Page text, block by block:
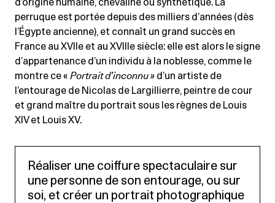
d’origine humaine, chevaline ou synthétique. La
perruque est portée depuis des milliers d’années (dès
l’Égypte ancienne), et connaît un grand succès en
France au XVIIe et au XVIIIe siècle: elle est alors le signe
d’appartenance d’un individu à la noblesse, comme le
montre ce « Portrait d’inconnu » d’un artiste de
l’entourage de Nicolas de Largillierre, peintre de cour
et grand maître du portrait sous les règnes de Louis
XIV et Louis XV.
Réaliser une coiffure spectaculaire sur
une personne de son entourage, ou sur
soi, et créer un portrait photographique